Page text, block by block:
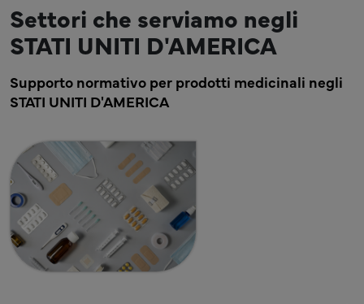
Settori che serviamo negli
STATI UNITI D'AMERICA
Supporto normativo per prodotti medicinali negli
STATI UNITI D'AMERICA